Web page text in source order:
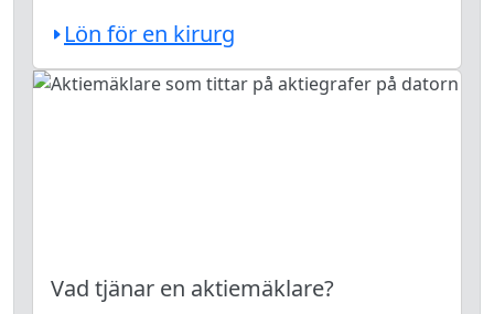
Lön för en kirurg
Vad tjänar en aktiemäklare?